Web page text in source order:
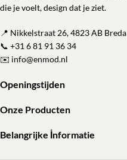
die je voelt, design dat je ziet.
📍 Nikkelstraat 26, 4823 AB Breda
📞 +31 6 81 91 36 34
✉️ info@enmod.nl
Openingstijden
Onze Producten
Belangrijke İnformatie